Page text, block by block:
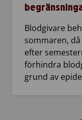
Blodgivare
sommaren,
efter
förhindra
grund av